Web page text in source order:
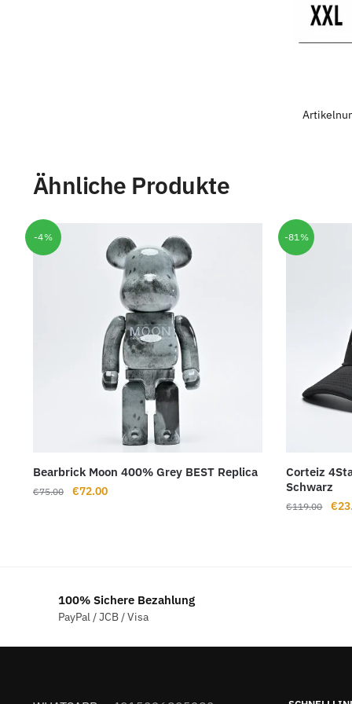
Ähnliche Produkte
-4%
Bearbrick Moon 400% Grey BEST Replica
€75.00
Ursprünglicher
€72.00Aktueller
-81%
Corteiz
Schwarz
€119.00 €
100% Sichere Bezahlung
PayPal / JCB / Visa